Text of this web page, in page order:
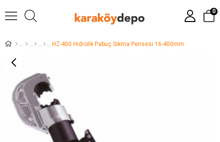
0
HZ-400 Hidrolik Pabuç Sıkma Pensesi 16-400mm